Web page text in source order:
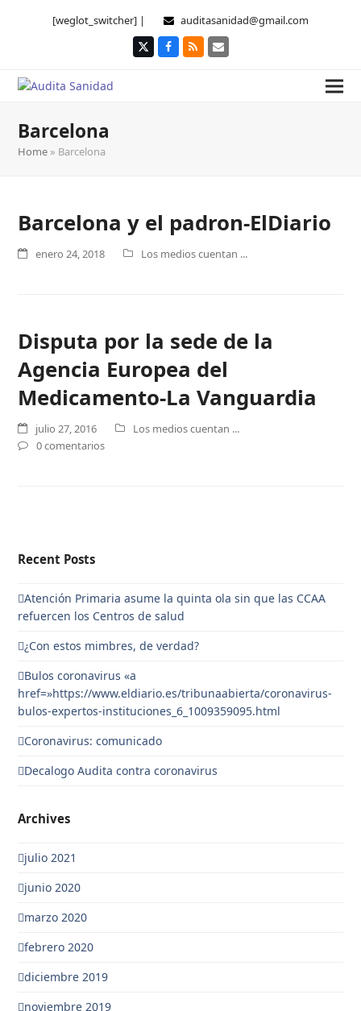
[weglot_switcher] | auditasanidad@gmail.com
TwitterFacebook
RSS Correo
Barcelona
Home » Barcelona
Barcelona y el padron-ElDiario
enero 24, 2018 Los medios cuentan ...
Disputa por la sede de la
Agencia Europea del
Medicamento-La Vanguardia
julio 27, 2016
Los medios cuentan ...
0 comentarios
Recent Posts
Atención Primaria asume la quinta ola sin que las CCAA
refuercen los Centros de salud
¿Con estos mimbres, de verdad?
Bulos coronavirus «a
href=»https://www.eldiario.es/tribunaabierta/coronavirus-
bulos-expertos-instituciones_6_1009359095.html
Coronavirus: comunicado
Decalogo Audita contra coronavirus
Archives
julio 2021
junio 2020
marzo 2020
febrero 2020
diciembre 2019
noviembre 2019